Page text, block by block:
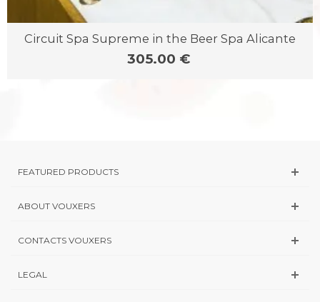
Circuit Spa Supreme in the Beer Spa Alicante
305.00 €
FEATURED PRODUCTS
ABOUT VOUXERS
CONTACTS VOUXERS
LEGAL